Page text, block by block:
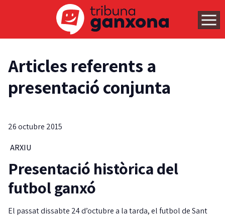
Articles referents a
presentació conjunta
26 octubre 2015
ARXIU
Presentació històrica del
futbol ganxó
El passat dissabte 24 d’octubre a la tarda, el futbol de Sant